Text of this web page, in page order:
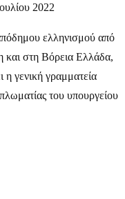
2022
ελληνισμού από
στη Βόρεια Ελλάδα,
η γενική γραμματεία
του υπουργείου